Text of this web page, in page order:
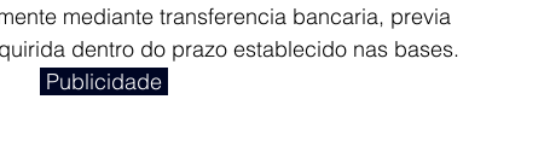
mediante transferencia bancaria, previa
dentro do prazo establecido nas bases.
Publicidade